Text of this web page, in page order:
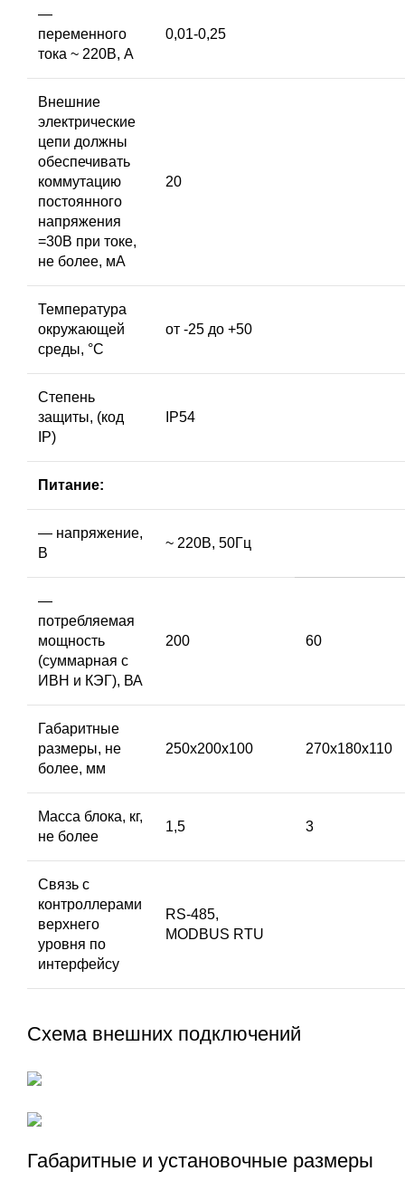
—
переменного
тока ~ 220В, А
0,01-0,25
Внешние
электрические
цепи должны
обеспечивать
коммутацию
постоянного
напряжения
=30В при токе,
не более, мА
20
Температура
окружающей
среды, °С
от -25 до +50
Степень
защиты, (код
IP)
IP54
Питание:
— напряжение,
В
~ 220В, 50Гц
—
потребляемая
мощность
(суммарная с
ИВН и КЭГ), ВА
200 60
Габаритные
размеры, не
более, мм
250х200х100 270х180х110
Масса блока, кг,
не более
1,5 3
Связь с
контроллерами
верхнего
уровня по
интерфейсу
RS-485,
MODBUS RTU
Схема внешних подключений
Габаритные и установочные размеры